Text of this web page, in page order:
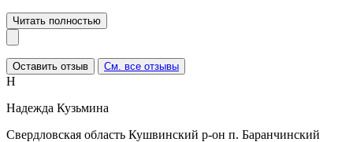
Читать полностью
Оставить отзыв См. все отзывы
Н
Надежда Кузьмина
Свердловская область Кушвинский р-он п. Баранчинский